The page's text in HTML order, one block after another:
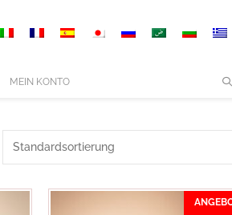
MEIN KONTO